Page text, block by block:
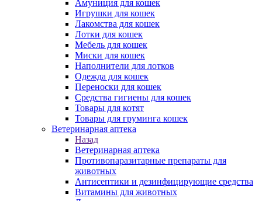
Амуниция для кошек
Игрушки для кошек
Лакомства для кошек
Лотки для кошек
Мебель для кошек
Миски для кошек
Наполнители для лотков
Одежда для кошек
Переноски для кошек
Средства гигиены для кошек
Товары для котят
Товары для груминга кошек
Ветеринарная аптека
Назад
Ветеринарная аптека
Противопаразитарные препараты для
животных
Антисептики и дезинфицирующие средства
Витамины для животных